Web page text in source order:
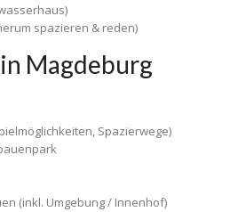
spazieren & reden)
Magdeburg
Spazierwege)
(inkl. Umgebung / Innenhof)